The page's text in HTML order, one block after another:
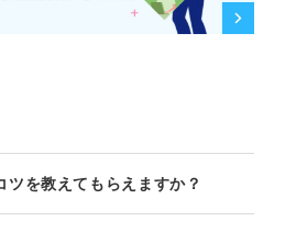
ツを教えてもらえますか？